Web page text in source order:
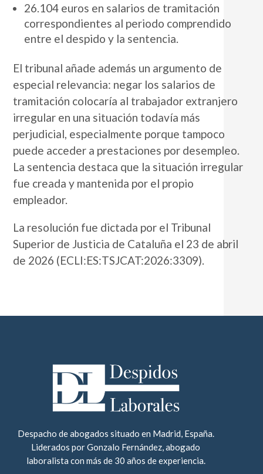
26.104 euros en salarios de tramitación
correspondientes al periodo comprendido
entre el despido y la sentencia.
El tribunal añade además un argumento de
especial relevancia: negar los salarios de
tramitación colocaría al trabajador extranjero
irregular en una situación todavía más
perjudicial, especialmente porque tampoco
puede acceder a prestaciones por desempleo.
La sentencia destaca que la situación irregular
fue creada y mantenida por el propio
empleador.
La resolución fue dictada por el Tribunal
Superior de Justicia de Cataluña el 23 de abril
de 2026 (ECLI:ES:TSJCAT:2026:3309).
Despacho de abogados situado en Madrid, España.
Liderados por Gonzalo Fernández, abogado
laboralista con más de 30 años de experiencia.